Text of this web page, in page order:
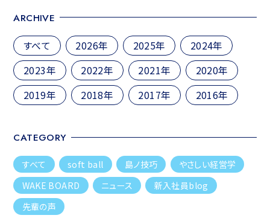
ョ
ン
ARCHIVE
すべて 2026年 2025年
2024年
2023年
2022年 2021年
2020年
2019年
2018年 2017年 2016年
CATEGORY
すべて soft ball 島ノ技巧
やさしい経営学
WAKE BOARD
ニュース
新入社員blog
先輩の声